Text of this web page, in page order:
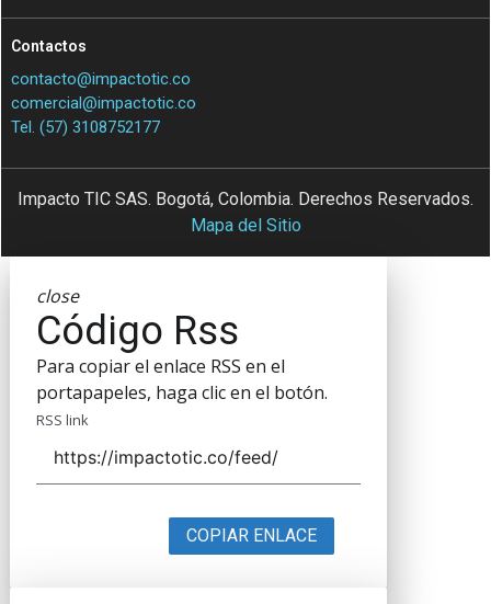
Contactos
contacto@impactotic.co
comercial@impactotic.co
Tel. (57) 3108752177
Impacto TIC SAS. Bogotá, Colombia. Derechos Reservados.
Mapa del Sitio
close
Código Rss
Para copiar el enlace RSS en el
portapapeles, haga clic en el botón.
RSS link
COPIAR ENLACE